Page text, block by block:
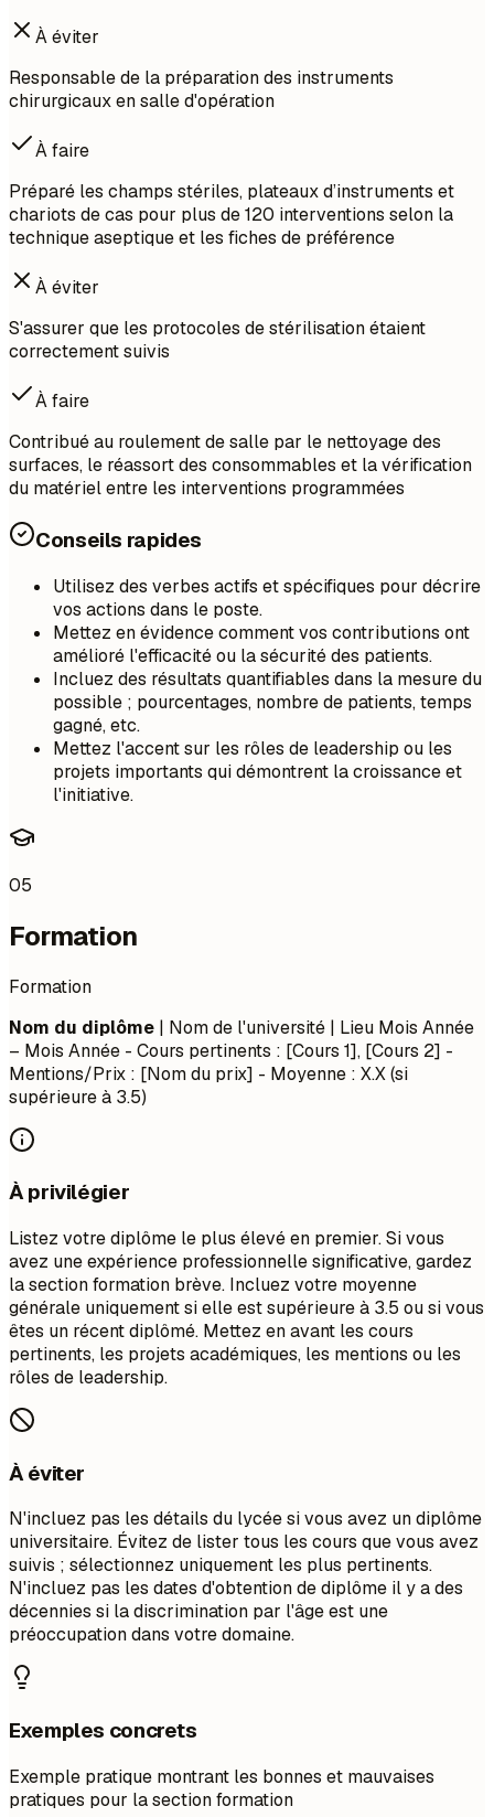
À éviter
Responsable de la préparation des instruments
chirurgicaux en salle d'opération
À faire
Préparé les champs stériles, plateaux d’instruments et
chariots de cas pour plus de 120 interventions selon la
technique aseptique et les fiches de préférence
À éviter
S'assurer que les protocoles de stérilisation étaient
correctement suivis
À faire
Contribué au roulement de salle par le nettoyage des
surfaces, le réassort des consommables et la vérification
du matériel entre les interventions programmées
Conseils rapides
Utilisez des verbes actifs et spécifiques pour décrire
vos actions dans le poste.
Mettez en évidence comment vos contributions ont
amélioré l'efficacité ou la sécurité des patients.
Incluez des résultats quantifiables dans la mesure du
possible ; pourcentages, nombre de patients, temps
gagné, etc.
Mettez l'accent sur les rôles de leadership ou les
projets importants qui démontrent la croissance et
l'initiative.
05
Formation
Formation
Nom du diplôme | Nom de l'université | Lieu Mois Année
– Mois Année - Cours pertinents : [Cours 1], [Cours 2] -
Mentions/Prix : [Nom du prix] - Moyenne : X.X (si
supérieure à 3.5)
À privilégier
Listez votre diplôme le plus élevé en premier. Si vous
avez une expérience professionnelle significative, gardez
la section formation brève. Incluez votre moyenne
générale uniquement si elle est supérieure à 3.5 ou si vous
êtes un récent diplômé. Mettez en avant les cours
pertinents, les projets académiques, les mentions ou les
rôles de leadership.
À éviter
N'incluez pas les détails du lycée si vous avez un diplôme
universitaire. Évitez de lister tous les cours que vous avez
suivis ; sélectionnez uniquement les plus pertinents.
N'incluez pas les dates d'obtention de diplôme il y a des
décennies si la discrimination par l'âge est une
préoccupation dans votre domaine.
Exemples concrets
Exemple pratique montrant les bonnes et mauvaises
pratiques pour la section formation